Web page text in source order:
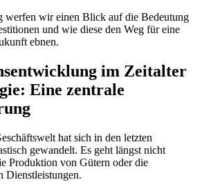
werfen wir einen Blick auf die Bedeutung
und wie diese den Weg für eine
ebnen.
im Zeitalter
Eine zentrale
hat sich in den letzten
gewandelt. Es geht längst nicht
Produktion von Gütern oder die
Dienstleistungen.